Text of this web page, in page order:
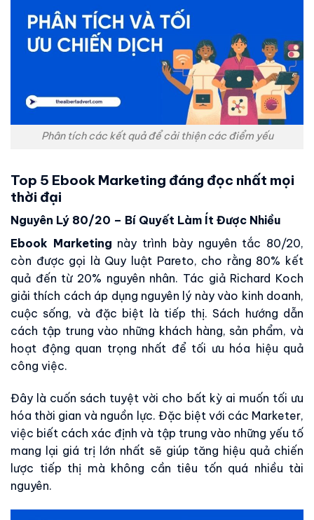
Phân tích các kết quả để cải thiện các điểm yếu
Top 5 Ebook Marketing đáng đọc nhất mọi
thời đại
Nguyên Lý 80/20 – Bí Quyết Làm Ít Được Nhiều
Ebook Marketing này trình bày nguyên tắc 80/20,
còn được gọi là Quy luật Pareto, cho rằng 80% kết
quả đến từ 20% nguyên nhân. Tác giả Richard Koch
giải thích cách áp dụng nguyên lý này vào kinh doanh,
cuộc sống, và đặc biệt là tiếp thị. Sách hướng dẫn
cách tập trung vào những khách hàng, sản phẩm, và
hoạt động quan trọng nhất để tối ưu hóa hiệu quả
công việc.
Đây là cuốn sách tuyệt vời cho bất kỳ ai muốn tối ưu
hóa thời gian và nguồn lực. Đặc biệt với các Marketer,
việc biết cách xác định và tập trung vào những yếu tố
mang lại giá trị lớn nhất sẽ giúp tăng hiệu quả chiến
lược tiếp thị mà không cần tiêu tốn quá nhiều tài
nguyên.